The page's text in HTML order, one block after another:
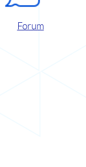
Forum